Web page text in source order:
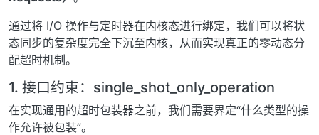
通过将 I/O 操作与定时器在内核态进行绑定，我们可以将状
态同步的复杂度完全下沉至内核，从而实现真正的零动态分
配超时机制。
1. 接口约束：single_shot_only_operation
在实现通用的超时包装器之前，我们需要界定“什么类型的操
作允许被包装”。